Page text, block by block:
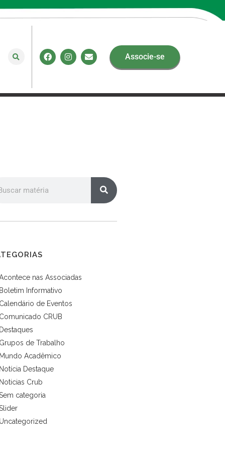
Associe-se
nas Associadas
Boletim Informativo
Calendário de Eventos
Comunicado CRUB
Destaques
Grupos de Trabalho
Mundo Acadêmico
Notícia Destaque
Noticias Crub
categoria
Uncategorized